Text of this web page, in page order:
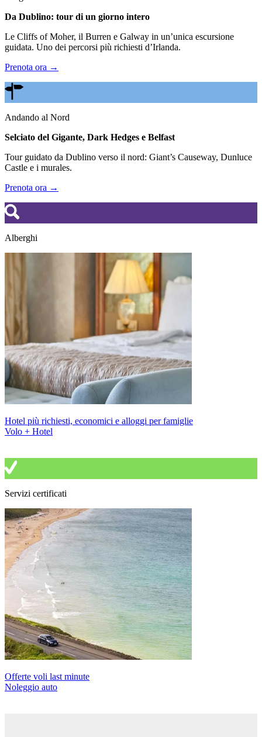
Da Dublino: tour di un giorno intero
Le Cliffs of Moher, il Burren e Galway in un’unica escursione
guidata. Uno dei percorsi più richiesti d’Irlanda.
Prenota ora →
Andando al Nord
Selciato del Gigante, Dark Hedges e Belfast
Tour guidato da Dublino verso il nord: Giant’s Causeway, Dunluce
Castle e i murales.
Prenota ora →
Alberghi
Hotel più richiesti, economici e alloggi per famiglie
Volo + Hotel
Servizi certificati
Offerte voli last minute
Noleggio auto